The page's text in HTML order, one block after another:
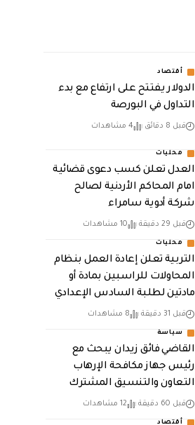
أقتصاد
الدولار يفتتح على ارتفاع مع بدء
التداول في البورصة
قبل 8 دقائق 4 مشاهدات
محليات
العدل تعلن كسب دعوى قضائية
امام المحاكم الأردنية لصالح
شركة أدوية سامراء
قبل 29 دقيقة 10 مشاهدات
محليات
التربية تعلن إعادة العمل بنظام
المحاولات للراسبين بمادة أو
مادتين لطلبة السادس الإعدادي
قبل 31 دقيقة 8 مشاهدات
سياسة
القاضي فائق زيدان يبحث مع
رئيس جهاز مكافحة الإرهاب
التعاون والتنسيق المشترك
قبل 60 دقيقة 12 مشاهدات
أقتصاد